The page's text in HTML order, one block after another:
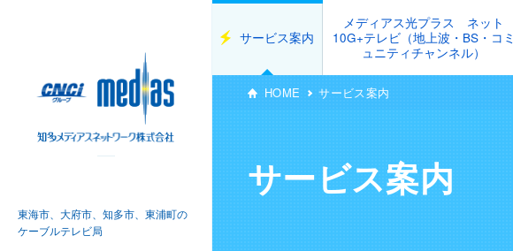
東海市、大府市、知多市、東浦町の
ケーブルテレビ局
サービス案内
メディアス光プラス ネット
10G+テレビ（地上波・BS・コミ
ュニティチャンネル）
HOME サービス案内
サービス案内